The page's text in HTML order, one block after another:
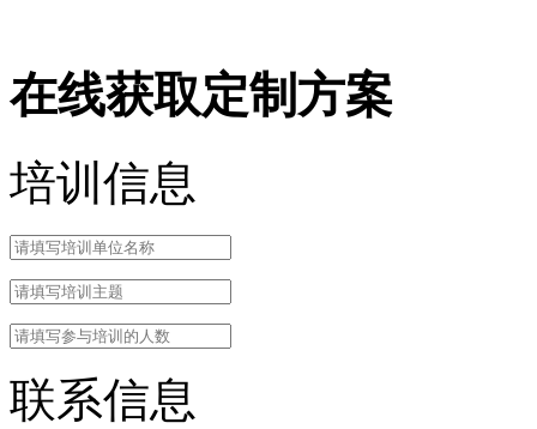
在线获取定制方案
培训信息
联系信息